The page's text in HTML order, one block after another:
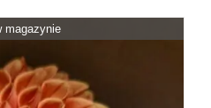
magazynie